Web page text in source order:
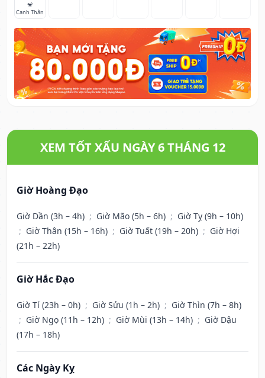
🐒
Canh Thân
XEM TỐT XẤU NGÀY 6 THÁNG 12
Giờ Hoàng Đạo
Giờ Dần (3h – 4h) ; Giờ Mão (5h – 6h) ; Giờ Tỵ (9h – 10h)
; Giờ Thân (15h – 16h) ; Giờ Tuất (19h – 20h) ; Giờ Hợi
(21h – 22h)
Giờ Hắc Đạo
Giờ Tí (23h – 0h) ; Giờ Sửu (1h – 2h) ; Giờ Thìn (7h – 8h)
; Giờ Ngọ (11h – 12h) ; Giờ Mùi (13h – 14h) ; Giờ Dậu
(17h – 18h)
Các Ngày Kỵ